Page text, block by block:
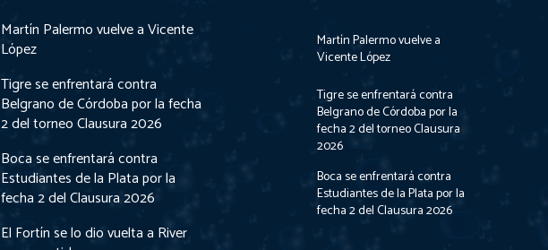
Martín Palermo vuelve a Vicente
López
Tigre se enfrentará contra
Belgrano de Córdoba por la fecha
2 del torneo Clausura 2026
Boca se enfrentará contra
Estudiantes de la Plata por la
fecha 2 del Clausura 2026
El Fortín se lo dio vuelta a River
Martín Palermo vuelve a
Vicente López
Tigre se enfrentará contra
Belgrano de Córdoba por la
fecha 2 del torneo Clausura
2026
Boca se enfrentará contra
Estudiantes de la Plata por la
fecha 2 del Clausura 2026